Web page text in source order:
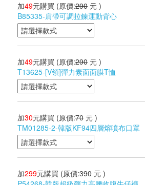
加49元購買 (原價:290 元 )
B85335-肩帶可調拉鍊運動背心
加49元購買 (原價:290 元 )
T13625-[V領]彈力素面面膜T恤
加30元購買 (原價:70 元 )
TM01285-2-韓版KF94四層熔噴布口罩
加299元購買 (原價:390 元 )